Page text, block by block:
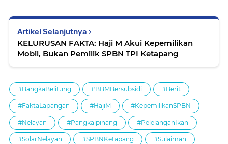
Artikel Selanjutnya
KELURUSAN FAKTA: Haji M Akui Kepemilikan
Mobil, Bukan Pemilik SPBN TPI Ketapang
#BangkaBelitung #BBMBersubsidi #Berit
#FaktaLapangan #HajiM #KepemilikanSPBN
#Nelayan #Pangkalpinang #PelelanganIkan
#SolarNelayan #SPBNKetapang #Sulaiman